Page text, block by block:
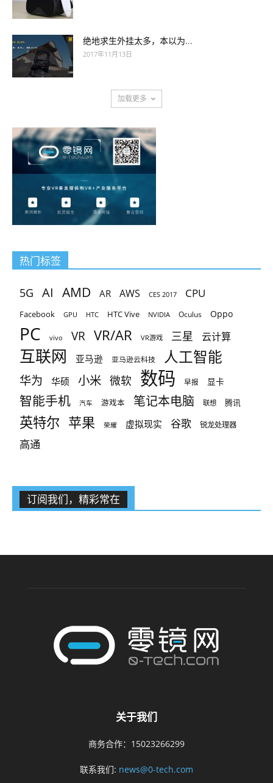
绝地求生外挂太多，本以为...
2017年11月13日
加载更多
热门标签
5G AI AMD AR AWS CES 2017 CPU
Facebook GPU HTC HTC Vive NVIDIA Oculus Oppo
PC vivo VR VR/AR VR游戏 三星 云计算
互联网 亚马逊 亚马逊云科技 人工智能
华为 华硕 小米 微软 数码 早报 显卡
智能手机 汽车 游戏本 笔记本电脑 联想 腾讯
英特尔 苹果 荣耀 虚拟现实 谷歌 锐龙处理器
高通
订阅我们，精彩常在
关于我们
商务合作：15023266299
联系我们: news@0-tech.com